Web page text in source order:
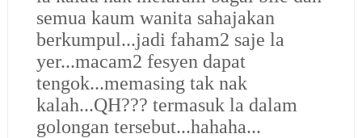
semua kaum wanita sahajakan
berkumpul...jadi faham2 saje la
yer...macam2 fesyen dapat
tengok...memasing tak nak
kalah...QH??? termasuk la dalam
golongan tersebut...hahaha...